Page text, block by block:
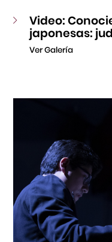
Video:
japonesas:
Ver Galería